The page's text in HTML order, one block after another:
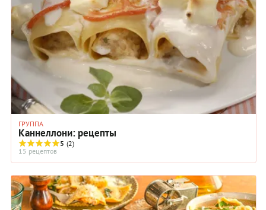
ГРУППА
Каннеллони: рецепты
5 (2)
15 рецептов